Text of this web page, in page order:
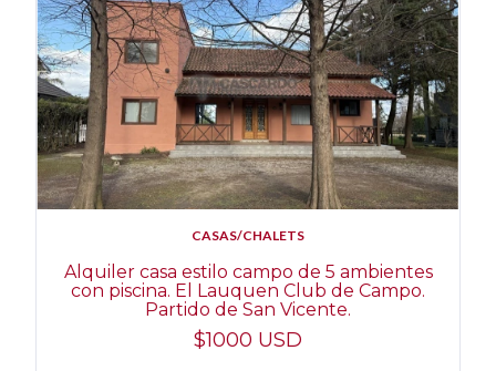
CASAS/CHALETS
Alquiler casa estilo campo de 5 ambientes
con piscina. El Lauquen Club de Campo.
Partido de San Vicente.
$1000 USD